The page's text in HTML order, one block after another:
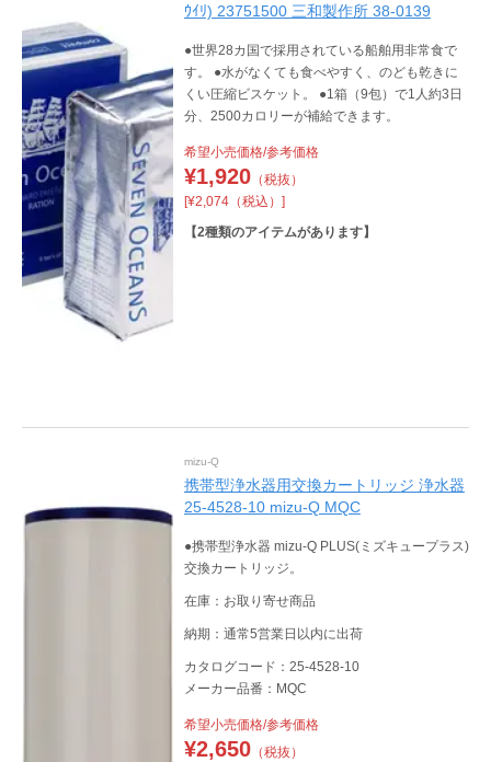
ｳｲﾘ) 23751500 三和製作所 38-0139
●世界28カ国で採用されている船舶用非常食で
す。 ●水がなくても食べやすく、のども乾きに
くい圧縮ビスケット。 ●1箱（9包）で1人約3日
分、2500カロリーが補給できます。
希望小売価格/参考価格
¥1,920（税抜）
[¥2,074（税込）]
【2種類のアイテムがあります】
mizu-Q
携帯型浄水器用交換カートリッジ 浄水器
25-4528-10 mizu-Q MQC
●携帯型浄水器 mizu-Q PLUS(ミズキュープラス)
交換カートリッジ。
在庫：お取り寄せ商品
納期：通常5営業日以内に出荷
カタログコード：25-4528-10
メーカー品番：MQC
希望小売価格/参考価格
¥2,650（税抜）